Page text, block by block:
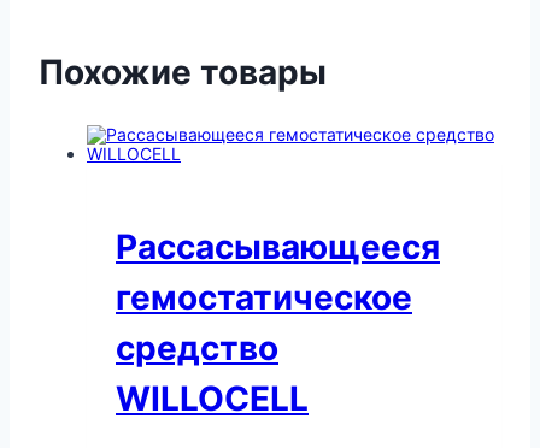
Похожие товары
Рассасывающееся
гемостатическое
средство
WILLOCELL